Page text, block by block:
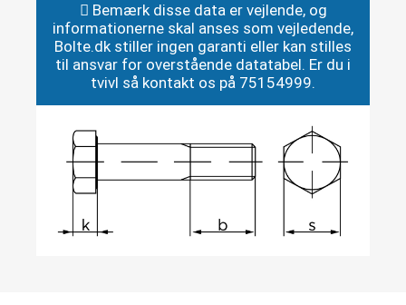
Bemærk disse data er vejlende, og
informationerne skal anses som vejledende,
Bolte.dk stiller ingen garanti eller kan stilles
til ansvar for overstående datatabel. Er du i
tvivl så kontakt os på 75154999.